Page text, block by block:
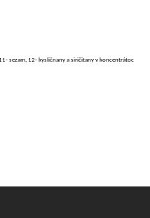
sezam, 12- kysličnany a siričitany v koncentrátoc